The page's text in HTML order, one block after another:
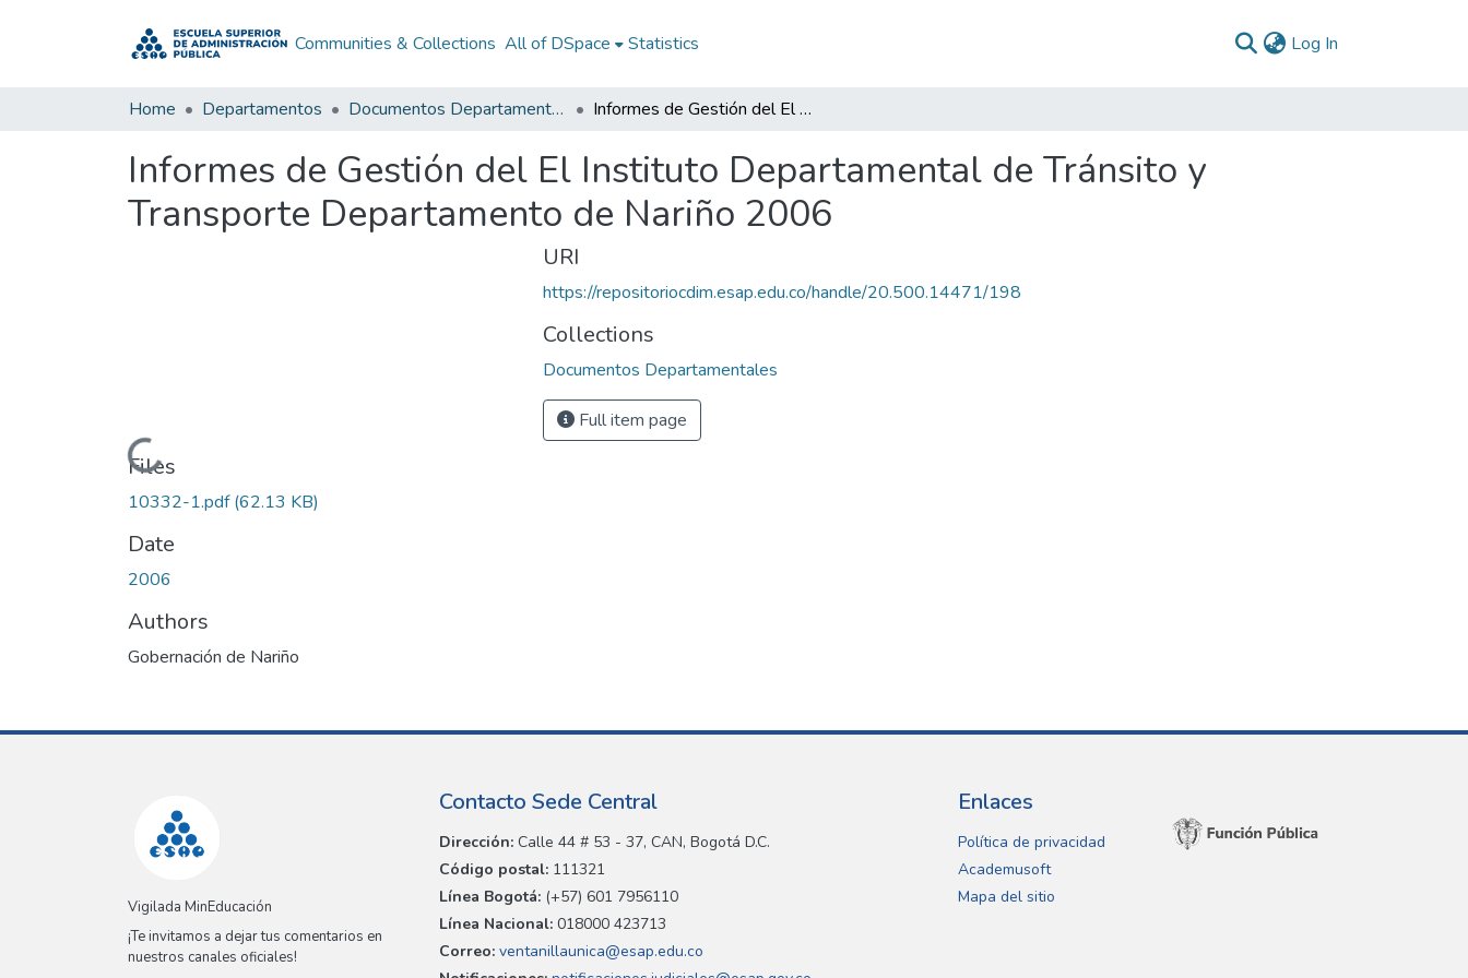
Communities & Collections All of DSpace Statistics Log In
Home Departamentos Documentos Departamentales Informes de Gestión del El Instituto Departamental de Tránsito y Transporte Departamento de Nariño 2006
Informes de Gestión del El Instituto Departamental de Tránsito y
Transporte Departamento de Nariño 2006
Loading...
Files
10332-1.pdf(62.13 KB)
Date
2006
Authors
Gobernación de Nariño
URI
https://repositoriocdim.esap.edu.co/handle/20.500.14471/198
Collections
Documentos Departamentales
Full item page
Vigilada MinEducación
¡Te invitamos a dejar tus comentarios en
nuestros canales oficiales!
Contacto Sede Central
Dirección: Calle 44 # 53 - 37, CAN, Bogotá D.C.
Código postal: 111321
Línea Bogotá: (+57) 601 7956110
Línea Nacional: 018000 423713
Correo: ventanillaunica@esap.edu.co
Enlaces
Política de privacidad
Academusoft
Mapa del sitio